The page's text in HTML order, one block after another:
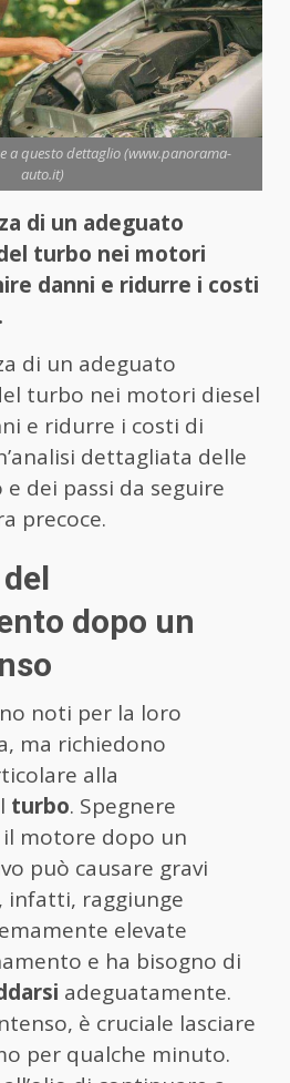
a questo dettaglio (www.panorama-
auto.it)
di un adeguato
turbo nei motori
danni e ridurre i costi
di un adeguato
turbo nei motori diesel
e ridurre i costi di
dettagliata delle
dei passi da seguire
precoce.
dopo un
noti per la loro
ma richiedono
alla
turbo. Spegnere
motore dopo un
può causare gravi
infatti, raggiunge
elevate
e ha bisogno di
adeguatamente.
è cruciale lasciare
per qualche minuto.